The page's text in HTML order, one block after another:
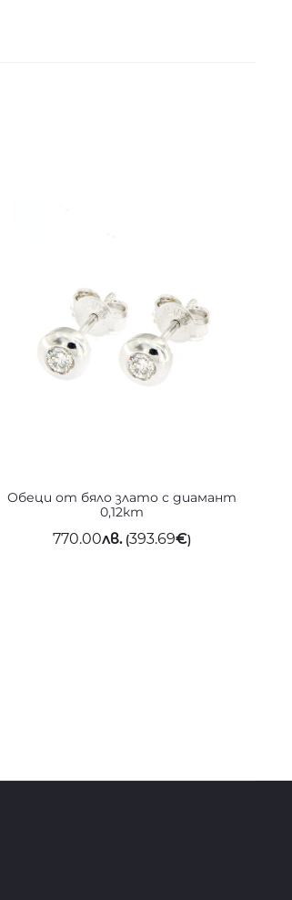
Обеци от бяло злато с диамант
0,12кт
770.00лв. (393.69€)